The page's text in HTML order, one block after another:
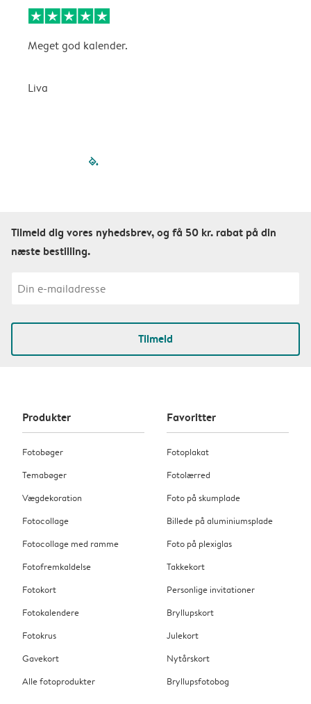
Meget god kalender.
Liva
filled-pagination
Tilmeld dig vores nyhedsbrev, og få 50 kr. rabat på din
næste bestilling.
Tilmeld
Produkter
Fotobøger
Temabøger
Vægdekoration
Fotocollage
Fotocollage med ramme
Fotofremkaldelse
Fotokort
Fotokalendere
Fotokrus
Gavekort
Alle fotoprodukter
Favoritter
Fotoplakat
Fotolærred
Foto på skumplade
Billede på aluminiumsplade
Foto på plexiglas
Takkekort
Personlige invitationer
Bryllupskort
Julekort
Nytårskort
Bryllupsfotobog